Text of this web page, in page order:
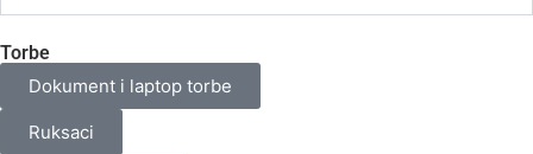
0,00 €
Torbe
Dokument i laptop torbe
Ruksaci